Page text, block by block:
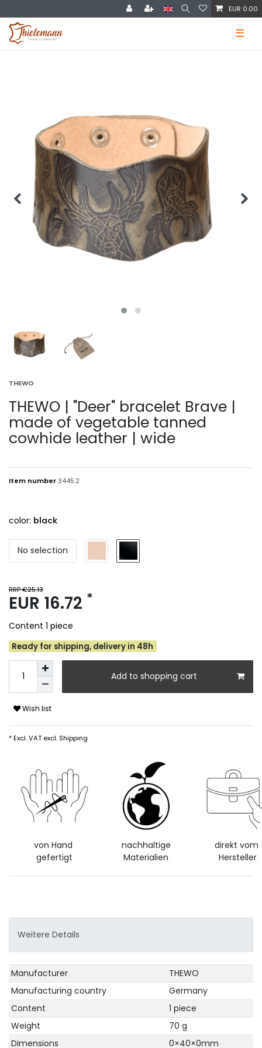
EUR 0.00
☰
THEWO
THEWO | "Deer" bracelet Brave |
made of vegetable tanned
cowhide leather | wide
Item number3445.2
color: black
No selection
RRP €25.13
EUR 16.72 *
Content 1 piece
Ready for shipping, delivery in 48h
Add to shopping cart
Wish list
* Excl. VAT excl. Shipping
von Hand
gefertigt
nachhaltige
Materialien
direkt vom
Hersteller
Weitere Details
Technical
characteristic
Value
Manufacturer
THEWO
Manufacturing country
Germany
Content
1 piece
Weight
70 g
Dimensions
0×40×0mm